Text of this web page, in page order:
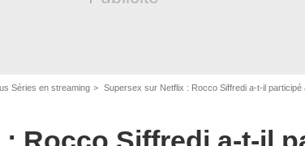
Séries en streaming Supersex sur Netflix : Rocco Siffredi a-t-il participé